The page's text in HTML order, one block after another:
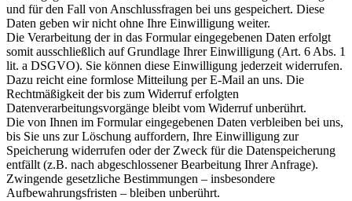
und für den Fall von Anschlussfragen bei uns gespeichert. Diese
Daten geben wir nicht ohne Ihre Einwilligung weiter.
Die Verarbeitung der in das Formular eingegebenen Daten erfolgt
somit ausschließlich auf Grundlage Ihrer Einwilligung (Art. 6 Abs. 1
lit. a DSGVO). Sie können diese Einwilligung jederzeit widerrufen.
Dazu reicht eine formlose Mitteilung per E-Mail an uns. Die
Rechtmäßigkeit der bis zum Widerruf erfolgten
Datenverarbeitungsvorgänge bleibt vom Widerruf unberührt.
Die von Ihnen im Formular eingegebenen Daten verbleiben bei uns,
bis Sie uns zur Löschung auffordern, Ihre Einwilligung zur
Speicherung widerrufen oder der Zweck für die Datenspeicherung
entfällt (z.B. nach abgeschlossener Bearbeitung Ihrer Anfrage).
Zwingende gesetzliche Bestimmungen – insbesondere
Aufbewahrungsfristen – bleiben unberührt.